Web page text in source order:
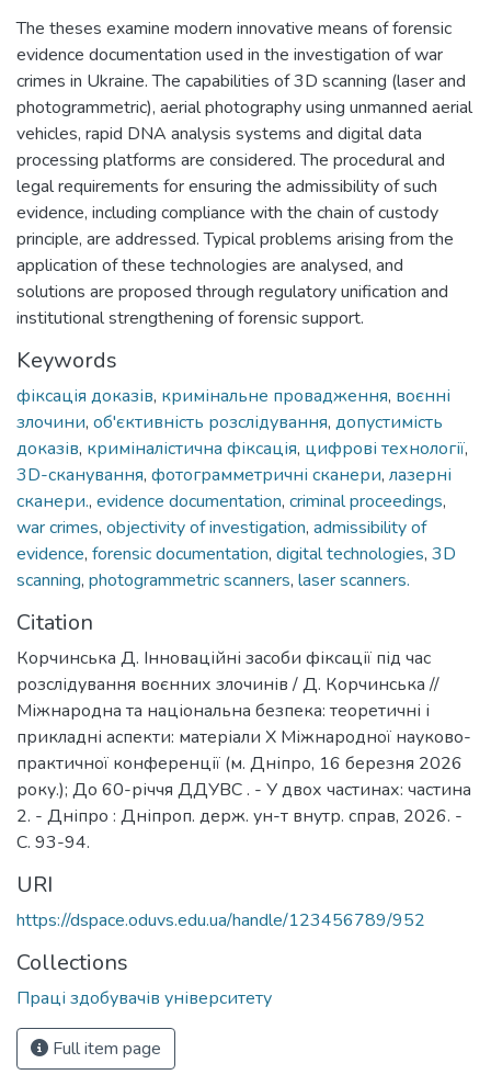
The theses examine modern innovative means of forensic
evidence documentation used in the investigation of war
crimes in Ukraine. The capabilities of 3D scanning (laser and
photogrammetric), aerial photography using unmanned aerial
vehicles, rapid DNA analysis systems and digital data
processing platforms are considered. The procedural and
legal requirements for ensuring the admissibility of such
evidence, including compliance with the chain of custody
principle, are addressed. Typical problems arising from the
application of these technologies are analysed, and
solutions are proposed through regulatory unification and
institutional strengthening of forensic support.
Keywords
фіксація доказів, кримінальне провадження, воєнні
злочини, об'єктивність розслідування, допустимість
доказів, криміналістична фіксація, цифрові технології,
3D-сканування, фотограмметричні сканери, лазерні
сканери., evidence documentation, criminal proceedings,
war crimes, objectivity of investigation, admissibility of
evidence, forensic documentation, digital technologies, 3D
scanning, photogrammetric scanners, laser scanners.
Citation
Корчинська Д. Інноваційні засоби фіксації під час
розслідування воєнних злочинів / Д. Корчинська //
Міжнародна та національна безпека: теоретичні і
прикладні аспекти: матеріали Х Міжнародної науково-
практичної конференції (м. Дніпро, 16 березня 2026
року.); До 60-річчя ДДУВС . - У двох частинах: частина
2. - Дніпро : Дніпроп. держ. ун-т внутр. справ, 2026. -
С. 93-94.
URI
https://dspace.oduvs.edu.ua/handle/123456789/952
Collections
Праці здобувачів університету
Full item page